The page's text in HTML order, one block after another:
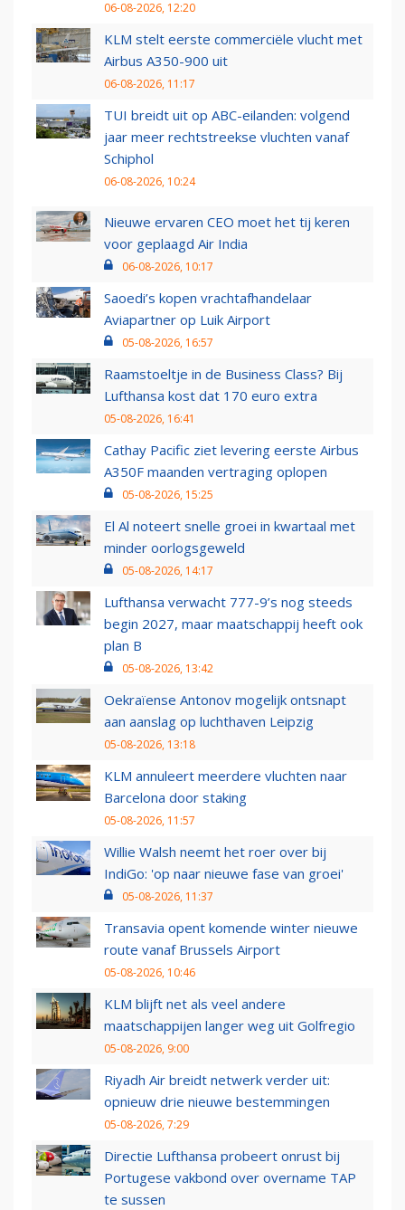
06-08-2026, 12:20
KLM stelt eerste commerciële vlucht met
Airbus A350-900 uit
06-08-2026, 11:17
TUI breidt uit op ABC-eilanden: volgend
jaar meer rechtstreekse vluchten vanaf
Schiphol
06-08-2026, 10:24
Nieuwe ervaren CEO moet het tij keren
voor geplaagd Air India
06-08-2026, 10:17
Saoedi’s kopen vrachtafhandelaar
Aviapartner op Luik Airport
05-08-2026, 16:57
Raamstoeltje in de Business Class? Bij
Lufthansa kost dat 170 euro extra
05-08-2026, 16:41
Cathay Pacific ziet levering eerste Airbus
A350F maanden vertraging oplopen
05-08-2026, 15:25
El Al noteert snelle groei in kwartaal met
minder oorlogsgeweld
05-08-2026, 14:17
Lufthansa verwacht 777-9’s nog steeds
begin 2027, maar maatschappij heeft ook
plan B
05-08-2026, 13:42
Oekraïense Antonov mogelijk ontsnapt
aan aanslag op luchthaven Leipzig
05-08-2026, 13:18
KLM annuleert meerdere vluchten naar
Barcelona door staking
05-08-2026, 11:57
Willie Walsh neemt het roer over bij
IndiGo: 'op naar nieuwe fase van groei'
05-08-2026, 11:37
Transavia opent komende winter nieuwe
route vanaf Brussels Airport
05-08-2026, 10:46
KLM blijft net als veel andere
maatschappijen langer weg uit Golfregio
05-08-2026, 9:00
Riyadh Air breidt netwerk verder uit:
opnieuw drie nieuwe bestemmingen
05-08-2026, 7:29
Directie Lufthansa probeert onrust bij
Portugese vakbond over overname TAP
te sussen